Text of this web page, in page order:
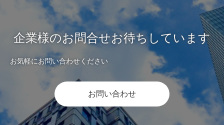
企業様のお問合せお待ちしています
お気軽にお問い合わせください
お問い合わせ